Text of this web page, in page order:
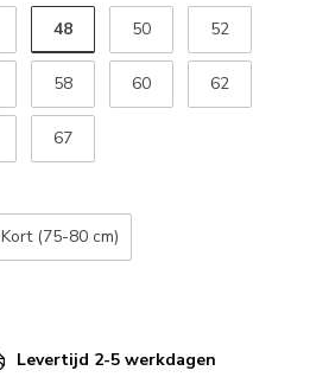
48 50 52
58 60 62
67
Kort (75-80 cm)
Levertijd 2-5 werkdagen